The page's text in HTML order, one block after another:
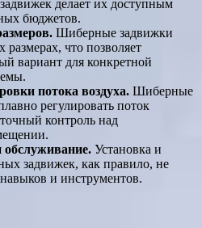
делает их доступным
бюджетов.
Шиберные задвижки
что позволяет
вариант для конкретной
потока воздуха. Шиберные
регулировать поток
контроль над
обслуживание. Установка и
задвижек, как правило, не
и инструментов.